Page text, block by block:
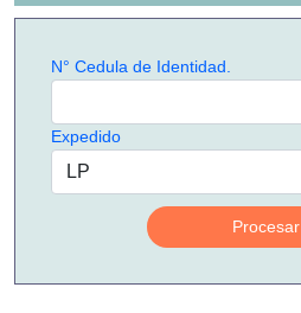
N° Cedula de Identidad.
Expedido
Procesar